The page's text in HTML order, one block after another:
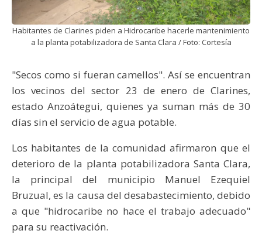
Habitantes de Clarines piden a Hidrocaribe hacerle mantenimiento
a la planta potabilizadora de Santa Clara / Foto: Cortesía
"Secos como si fueran camellos". Así se encuentran
los vecinos del sector 23 de enero de Clarines,
estado Anzoátegui, quienes ya suman más de 30
días sin el servicio de agua potable.
Los habitantes de la comunidad afirmaron que el
deterioro de la planta potabilizadora Santa Clara,
la principal del municipio Manuel Ezequiel
Bruzual, es la causa del desabastecimiento, debido
a que "hidrocaribe no hace el trabajo adecuado"
para su reactivación.